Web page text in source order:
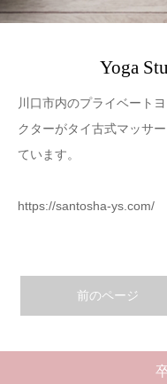
Yoga
川口市内のプライベート
クターがタイ古式マッサ
ています。
https://santosha-ys.com/
前のページ
ブログ
FAQページ
施術を受ける